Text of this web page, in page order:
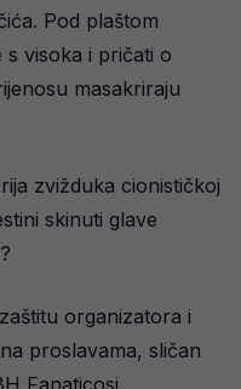
Pod plaštom
s visoka i pričati o
masakriraju
zvižduka cionističkoj
skinuti glave
organizatora i
proslavama, sličan
Fanaticosi.